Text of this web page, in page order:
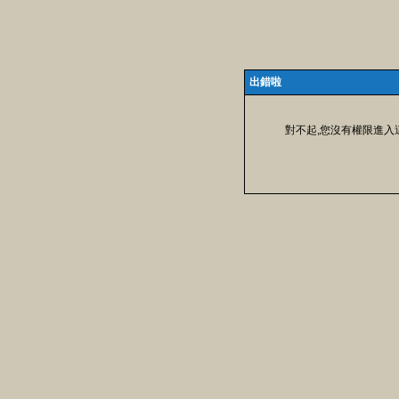
出錯啦
對不起,您沒有權限進入